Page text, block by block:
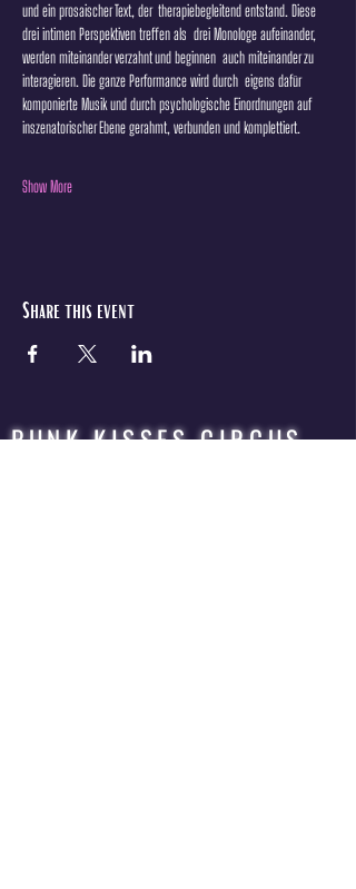
und ein prosaischer Text, der  therapiebegleitend entstand. Diese
drei intimen Perspektiven treffen als  drei Monologe aufeinander,
werden miteinander verzahnt und beginnen  auch miteinander zu
interagieren. Die ganze Performance wird durch  eigens dafür
komponierte Musik und durch psychologische Einordnungen auf
inszenatorischer Ebene gerahmt, verbunden und komplettiert.
Show More
Share this event
PUNK KISSES CIRCUS